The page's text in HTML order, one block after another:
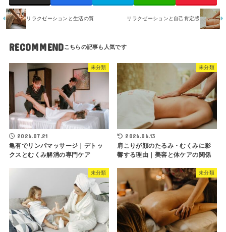
リラクゼーションと生活の質 リラクゼーションと自己肯定感
RECOMMEND
未分類
2026.07.21
亀有でリンパマッサージ｜デトッ
クスとむくみ解消の専門ケア
未分類
2026.06.13
肩こりが顔のたるみ・むくみに影
響する理由｜美容と体ケアの関係
未分類 未分類